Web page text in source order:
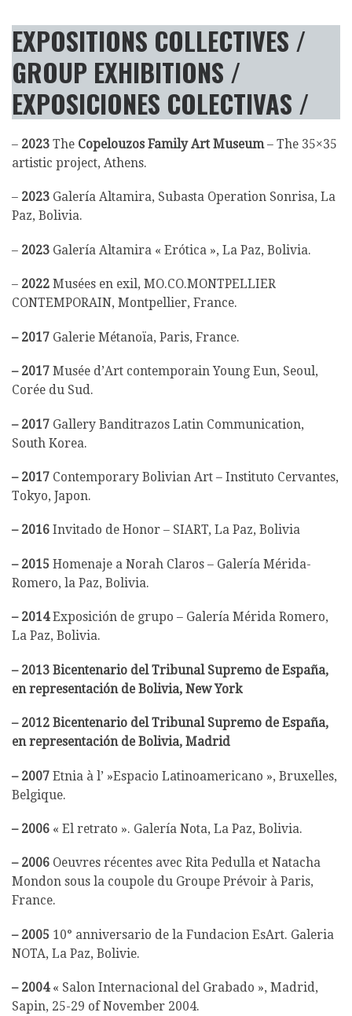
EXPOSITIONS COLLECTIVES /
GROUP EXHIBITIONS /
EXPOSICIONES COLECTIVAS /
– 2023 The Copelouzos Family Art Museum– The 35×35
artistic project, Athens.
– 2023 Galería Altamira, Subasta Operation Sonrisa, La
Paz, Bolivia.
– 2023 Galería Altamira « Erótica », La Paz, Bolivia.
– 2022 Musées en exil, MO.CO.MONTPELLIER
CONTEMPORAIN, Montpellier, France.
– 2017 Galerie Métanoïa, Paris, France.
– 2017 Musée d’Art contemporain Young Eun, Seoul,
Corée du Sud.
– 2017 Gallery Banditrazos Latin Communication,
South Korea.
– 2017 Contemporary Bolivian Art – Instituto Cervantes,
Tokyo, Japon.
– 2016 Invitado de Honor – SIART, La Paz, Bolivia
– 2015 Homenaje a Norah Claros – Galería Mérida-
Romero, la Paz, Bolivia.
–2014Exposición de grupo – Galería Mérida Romero,
La Paz, Bolivia.
– 2013 Bicentenario del Tribunal Supremo de España,
en representación de Bolivia, New York
– 2012 Bicentenario del Tribunal Supremo de España,
en representación de Bolivia, Madrid
– 2007 Etnia à l’ »Espacio Latinoamericano », Bruxelles,
Belgique.
– 2006 « El retrato ». Galería Nota, La Paz, Bolivia.
– 2006 Oeuvres récentes avec Rita Pedulla et Natacha
Mondon sous la coupole du Groupe Prévoir à Paris,
France.
– 2005 10° anniversario de la Fundacion EsArt. Galeria
NOTA, La Paz, Bolivie.
– 2004 « Salon Internacional del Grabado », Madrid,
Sapin, 25-29 of November 2004.